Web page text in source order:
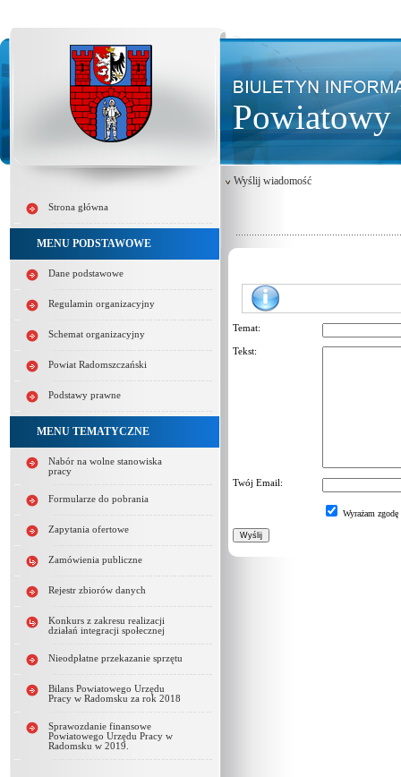
Powiatowy
Strona główna
MENU PODSTAWOWE
Dane podstawowe
Regulamin organizacyjny
Schemat organizacyjny
Powiat Radomszczański
Podstawy prawne
MENU TEMATYCZNE
Nabór na wolne stanowiska
pracy
Formularze do pobrania
Zapytania ofertowe
Zamówienia publiczne
Rejestr zbiorów danych
Konkurs z zakresu realizacji
działań integracji społecznej
Nieodpłatne przekazanie sprzętu
Bilans Powiatowego Urzędu
Pracy w Radomsku za rok 2018
Sprawozdanie finansowe
Powiatowego Urzędu Pracy w
Radomsku w 2019.
Wyślij wiadomość
Temat:
Tekst:
Twój Email:
Wyrażam